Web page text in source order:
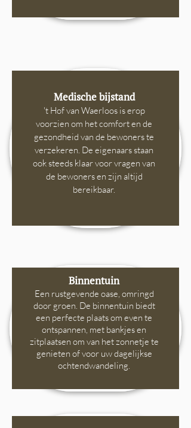
Medische bijstand
't Hof van Waerloos is erop
voorzien om het comfort en de
gezondheid van de bewoners te
verzekeren. De eigenaars staan
ook steeds klaar voor vragen van
de bewoners en zijn altijd
bereikbaar.
Binnentuin
Een rustgevende oase, omringd
door groen. De binnentuin biedt
een perfecte plaats om even te
ontspannen, met bankjes en
zitplaatsen om van het zonnetje te
genieten of voor uw dagelijkse
ochtendwandeling.